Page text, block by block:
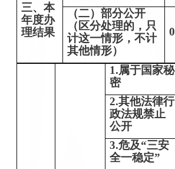
三、本
年度办
理结果
（二）部分公开
（区分处理的，只
计这一情形，不计
其他情形）
0
1.属于国家秘
密
2.其他法律行
政法规禁止
公开
3.危及“三安
全一稳定”